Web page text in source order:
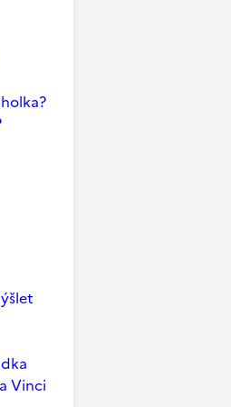
Vinci